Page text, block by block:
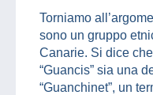
Torniamo
sono un gruppo
Canarie. Si dice
“Guancis” sia una
“Guanchinet”, un